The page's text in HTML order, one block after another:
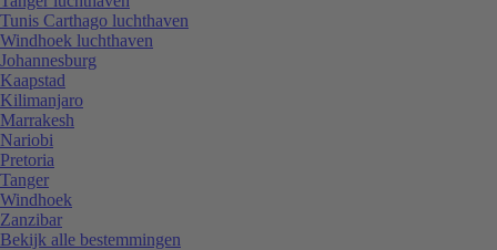
Tunis Carthago luchthaven
Windhoek luchthaven
Johannesburg
Kaapstad
Kilimanjaro
Marrakesh
Nariobi
Pretoria
Tanger
Windhoek
Zanzibar
Bekijk alle bestemmingen